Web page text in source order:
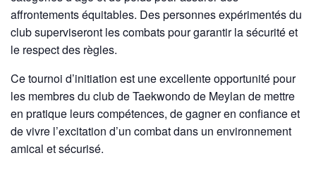
affrontements équitables. Des personnes expérimentés du
club superviseront les combats pour garantir la sécurité et
le respect des règles.
Ce tournoi d’initiation est une excellente opportunité pour
les membres du club de Taekwondo de Meylan de mettre
en pratique leurs compétences, de gagner en confiance et
de vivre l’excitation d’un combat dans un environnement
amical et sécurisé.